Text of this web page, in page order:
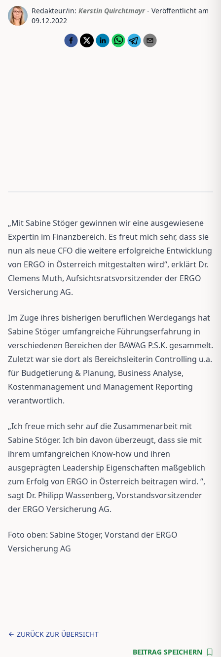
Redakteur/in: Kerstin Quirchtmayr - Veröffentlicht am
09.12.2022
„Mit Sabine Stöger gewinnen wir eine ausgewiesene
Expertin im Finanzbereich. Es freut mich sehr, dass sie
nun als neue CFO die weitere erfolgreiche Entwicklung
von ERGO in Österreich mitgestalten wird“, erklärt Dr.
Clemens Muth, Aufsichtsratsvorsitzender der ERGO
Versicherung AG.
Im Zuge ihres bisherigen beruflichen Werdegangs hat
Sabine Stöger umfangreiche Führungserfahrung in
verschiedenen Bereichen der BAWAG P.S.K. gesammelt.
Zuletzt war sie dort als Bereichsleiterin Controlling u.a.
für Budgetierung & Planung, Business Analyse,
Kostenmanagement und Management Reporting
verantwortlich.
„Ich freue mich sehr auf die Zusammenarbeit mit
Sabine Stöger. Ich bin davon überzeugt, dass sie mit
ihrem umfangreichen Know-how und ihren
ausgeprägten Leadership Eigenschaften maßgeblich
zum Erfolg von ERGO in Österreich beitragen wird. “,
sagt Dr. Philipp Wassenberg, Vorstandsvorsitzender
der ERGO Versicherung AG.
Foto oben: Sabine Stöger, Vorstand der ERGO
Versicherung AG
ZURÜCK ZUR ÜBERSICHT
BEITRAG SPEICHERN